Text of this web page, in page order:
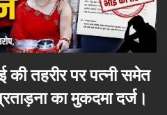
तहरीर पर पत्नी समेत
का मुकदमा दर्ज।